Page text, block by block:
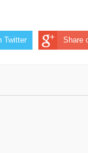
Twitter Share